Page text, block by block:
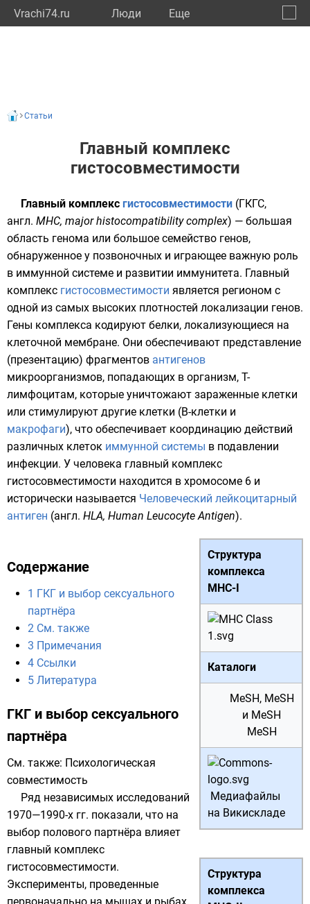
Vrachi74.ru Люди Eще
Статьи
Главный комплекс
гистосовместимости
Главный комплекс гистосовместимости (ГКГС,
англ. MHC, major histocompatibility complex) — большая
область генома или большое семейство генов,
обнаруженное у позвоночных и играющее важную роль
в иммунной системе и развитии иммунитета. Главный
комплекс гистосовместимости является регионом с
одной из самых высоких плотностей локализации генов.
Гены комплекса кодируют белки, локализующиеся на
клеточной мембране. Они обеспечивают представление
(презентацию) фрагментов антигенов
микроорганизмов, попадающих в организм, T-
лимфоцитам, которые уничтожают зараженные клетки
или стимулируют другие клетки (В-клетки и
макрофаги), что обеспечивает координацию действий
различных клеток иммунной системы в подавлении
инфекции. У человека главный комплекс
гистосовместимости находится в хромосоме 6 и
исторически называется Человеческий лейкоцитарный
антиген (англ. HLA, Human Leucocyte Antigen).
Структура
комплекса
MHC-I
Каталоги
MeSH, MeSH
и MeSH
MeSH
Медиафайлы
на Викискладе
Структура
комплекса
Содержание
1 ГКГ и выбор сексуального
партнёра
2 См. также
3 Примечания
4 Ссылки
5 Литература
ГКГ и выбор сексуального
партнёра
См. также: Психологическая
совместимость
Ряд независимых исследований
1970—1990-х гг. показали, что на
выбор полового партнёра влияет
главный комплекс
гистосовместимости.
Эксперименты, проведенные